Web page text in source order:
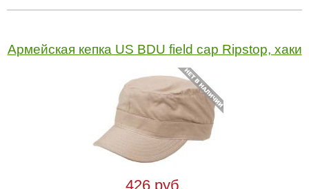
Армейская кепка US BDU field cap Ripstop, хаки
426 руб.